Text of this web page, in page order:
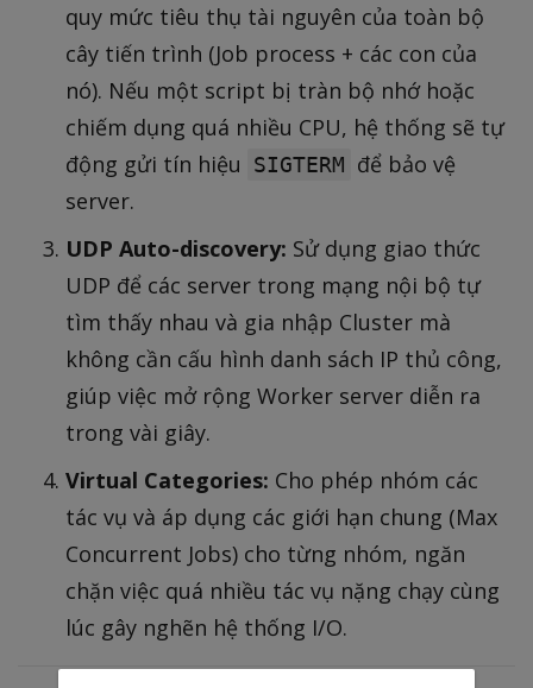
quy mức tiêu thụ tài nguyên của toàn bộ
cây tiến trình (Job process + các con của
nó). Nếu một script bị tràn bộ nhớ hoặc
chiếm dụng quá nhiều CPU, hệ thống sẽ tự
động gửi tín hiệu
SIGTERM để bảo vệ
server.
UDP Auto-discovery: Sử dụng giao thức
UDP để các server trong mạng nội bộ tự
tìm thấy nhau và gia nhập Cluster mà
không cần cấu hình danh sách IP thủ công,
giúp việc mở rộng Worker server diễn ra
trong vài giây.
Virtual Categories: Cho phép nhóm các
tác vụ và áp dụng các giới hạn chung (Max
Concurrent Jobs) cho từng nhóm, ngăn
chặn việc quá nhiều tác vụ nặng chạy cùng
lúc gây nghẽn hệ thống I/O.